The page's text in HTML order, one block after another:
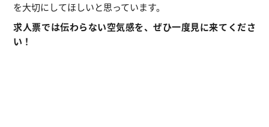
を大切にしてほしいと思っています。
求人票では伝わらない空気感を、ぜひ一度見に来てくださ
い！